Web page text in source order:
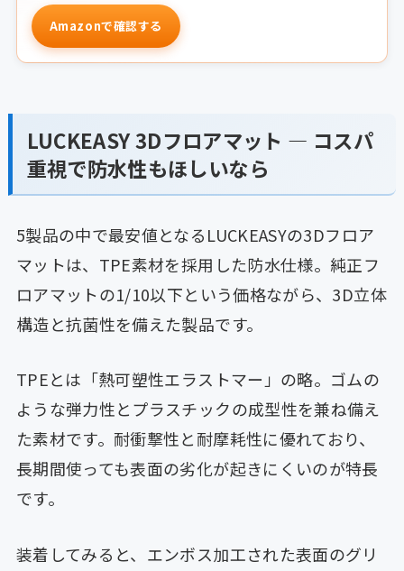
Amazonで確認する
LUCKEASY 3Dフロアマット — コスパ
重視で防水性もほしいなら
5製品の中で最安値となるLUCKEASYの3Dフロア
マットは、TPE素材を採用した防水仕様。純正フ
ロアマットの1/10以下という価格ながら、3D立体
構造と抗菌性を備えた製品です。
TPEとは「熱可塑性エラストマー」の略。ゴムの
ような弾力性とプラスチックの成型性を兼ね備え
た素材です。耐衝撃性と耐摩耗性に優れており、
長期間使っても表面の劣化が起きにくいのが特長
です。
装着してみると、エンボス加工された表面のグリ